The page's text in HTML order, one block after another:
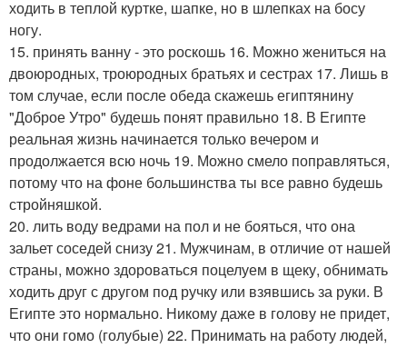
ходить в теплой куртке, шапке, но в шлепках на босу
ногу.
15. принять ванну - это роскошь 16. Можно жениться на
двоюродных, троюродных братьях и сестрах 17. Лишь в
том случае, если после обеда скажешь египтянину
"Доброе Утро" будешь понят правильно 18. В Египте
реальная жизнь начинается только вечером и
продолжается всю ночь 19. Можно смело поправляться,
потому что на фоне большинства ты все равно будешь
стройняшкой.
20. лить воду ведрами на пол и не бояться, что она
зальет соседей снизу 21. Мужчинам, в отличие от нашей
страны, можно здороваться поцелуем в щеку, обнимать
ходить друг с другом под ручку или взявшись за руки. В
Египте это нормально. Никому даже в голову не придет,
что они гомо (голубые) 22. Принимать на работу людей,